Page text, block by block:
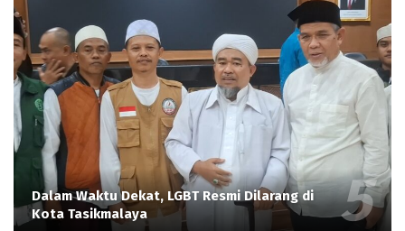
Dalam Waktu Dekat, LGBT Resmi Dilarang di
Kota Tasikmalaya